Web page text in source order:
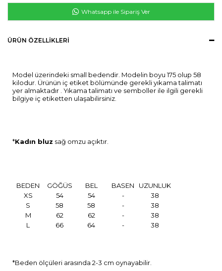
Whatsapp ile Sipariş Ver
ÜRÜN ÖZELLIKLERI
Model üzerindeki small bedendir. Modelin boyu 175 olup 58
kilodur. Ürünün iç etiket bölümünde gerekli yıkama talimatı
yer almaktadır . Yıkama talimatı ve semboller ile ilgili gerekli
bilgiye iç etiketten ulaşabilirsiniz.
*Kadın bluz sağ omzu açıktır.
BEDEN GÖĞÜS BEL BASEN
UZUNLUK
XS
54 54 -
38
S
58 58 -
38
M
62 62 -
38
L
66 64 - 38
*Beden ölçüleri arasında 2-3 cm oynayabilir.